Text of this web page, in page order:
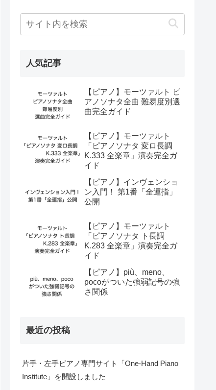
人気記事
【ピアノ】モーツァルト ピ
アノソナタ全曲 難易度別選
曲完全ガイド
【ピアノ】モーツァルト
「ピアノソナタ 変ロ長調
K.333 全楽章」演奏完全ガ
イド
【ピアノ】インヴェンショ
ン入門！ 第1番「全運指」
公開
【ピアノ】モーツァルト
「ピアノソナタ ト長調
K.283 全楽章」演奏完全ガ
イド
【ピアノ】più、meno、
pocoがついた強弱記号の強
さ関係
最近の投稿
片手・左手ピアノ専門サイト「One-Hand Piano
Institute」を開設しました